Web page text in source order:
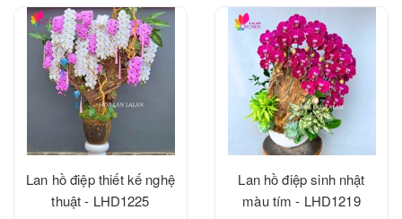
Lan hồ điệp thiết kế nghệ
thuật - LHD1225
Lan hồ điệp sinh nhật
màu tím - LHD1219